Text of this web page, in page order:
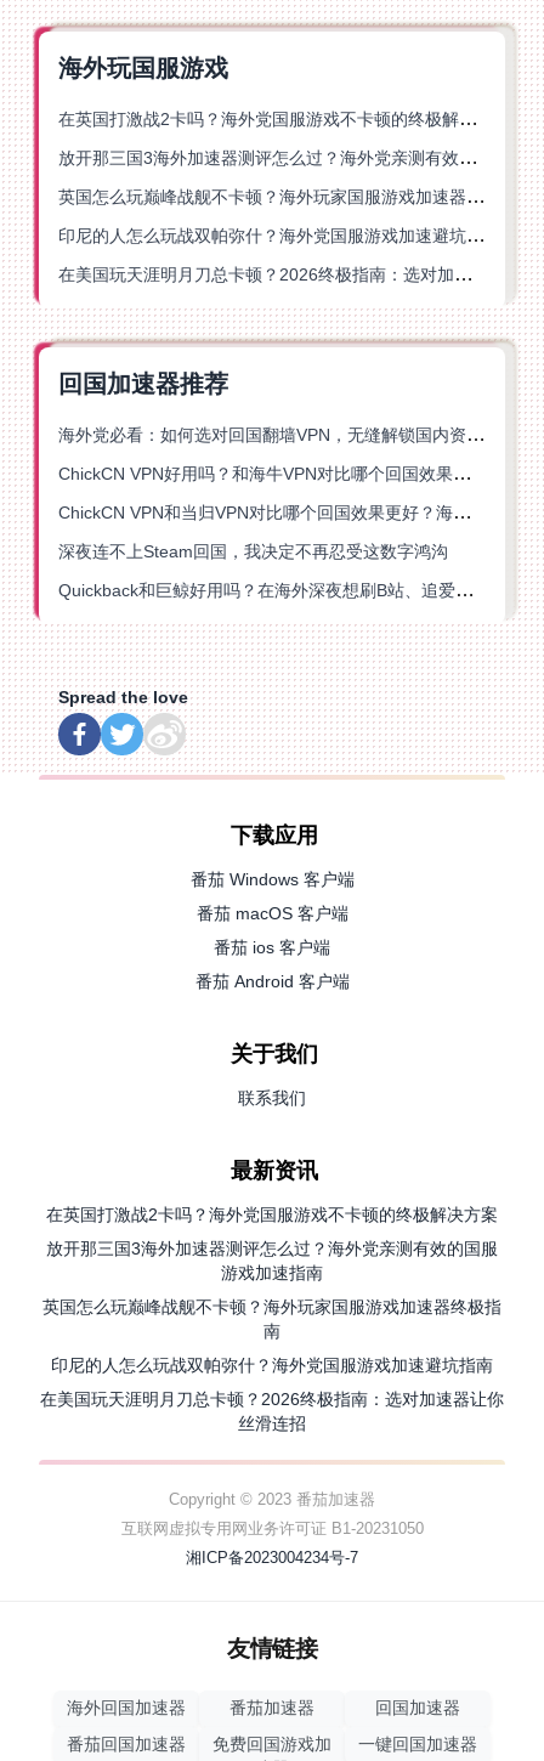
海外玩国服游戏
在英国打激战2卡吗？海外党国服游戏不卡顿的终极解决方案
放开那三国3海外加速器测评怎么过？海外党亲测有效的国服游戏加速指南
英国怎么玩巅峰战舰不卡顿？海外玩家国服游戏加速器终极指南
印尼的人怎么玩战双帕弥什？海外党国服游戏加速避坑指南
在美国玩天涯明月刀总卡顿？2026终极指南：选对加速器让你丝滑连招
回国加速器推荐
海外党必看：如何选对回国翻墙VPN，无缝解锁国内资源？
ChickCN VPN好用吗？和海牛VPN对比哪个回国效果更好？
ChickCN VPN和当归VPN对比哪个回国效果更好？海外党亲测后选了它
深夜连不上Steam回国，我决定不再忍受这数字鸿沟
Quickback和巨鲸好用吗？在海外深夜想刷B站、追爱奇艺的你，或许正需要这份答案
Spread the love
下载应用
番茄 Windows 客户端
番茄 macOS 客户端
番茄 ios 客户端
番茄 Android 客户端
关于我们
联系我们
最新资讯
在英国打激战2卡吗？海外党国服游戏不卡顿的终极解决方案
放开那三国3海外加速器测评怎么过？海外党亲测有效的国服
游戏加速指南
英国怎么玩巅峰战舰不卡顿？海外玩家国服游戏加速器终极指
南
印尼的人怎么玩战双帕弥什？海外党国服游戏加速避坑指南
在美国玩天涯明月刀总卡顿？2026终极指南：选对加速器让你
丝滑连招
Copyright © 2023 番茄加速器
互联网虚拟专用网业务许可证 B1-20231050
湘ICP备2023004234号-7
友情链接
海外回国加速器 番茄加速器
回国加速器
番茄回国加速器
免费回国游戏加
一键回国加速器